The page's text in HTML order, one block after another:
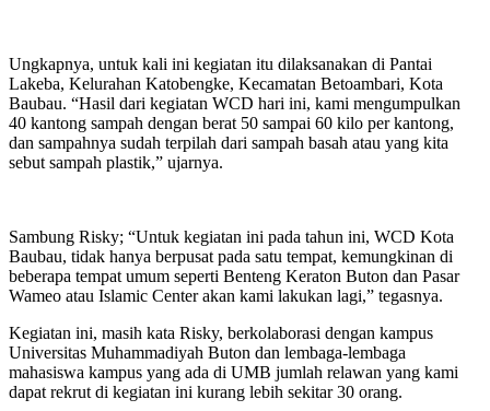
Ungkapnya, untuk kali ini kegiatan itu dilaksanakan di Pantai
Lakeba, Kelurahan Katobengke, Kecamatan Betoambari, Kota
Baubau. “Hasil dari kegiatan WCD hari ini, kami mengumpulkan
40 kantong sampah dengan berat 50 sampai 60 kilo per kantong,
dan sampahnya sudah terpilah dari sampah basah atau yang kita
sebut sampah plastik,” ujarnya.
Sambung Risky; “Untuk kegiatan ini pada tahun ini, WCD Kota
Baubau, tidak hanya berpusat pada satu tempat, kemungkinan di
beberapa tempat umum seperti Benteng Keraton Buton dan Pasar
Wameo atau Islamic Center akan kami lakukan lagi,” tegasnya.
Kegiatan ini, masih kata Risky, berkolaborasi dengan kampus
Universitas Muhammadiyah Buton dan lembaga-lembaga
mahasiswa kampus yang ada di UMB jumlah relawan yang kami
dapat rekrut di kegiatan ini kurang lebih sekitar 30 orang.